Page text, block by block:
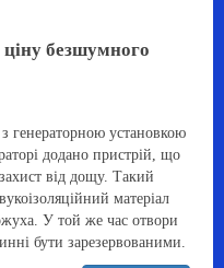
безшумного
генераторною установкою
додано пристрій, що
від дощу. Такий
матеріал
У той же час отвори
бути зарезервованими.